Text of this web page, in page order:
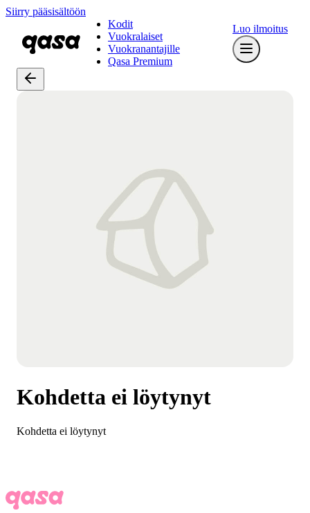
Siirry pääsisältöön
Kodit
Vuokralaiset
Vuokranantajille
Qasa Premium
Luo ilmoitus
Kohdetta ei löytynyt
Kohdetta ei löytynyt